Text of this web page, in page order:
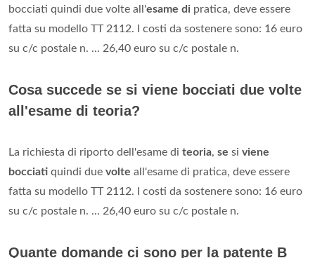
bocciati quindi due volte all'esame di pratica, deve essere
fatta su modello TT 2112. I costi da sostenere sono: 16 euro
su c/c postale n. ... 26,40 euro su c/c postale n.
Cosa succede se si viene bocciati due volte
all'esame di teoria?
La richiesta di riporto dell'esame di teoria, se si viene
bocciati quindi due volte all'esame di pratica, deve essere
fatta su modello TT 2112. I costi da sostenere sono: 16 euro
su c/c postale n. ... 26,40 euro su c/c postale n.
Quante domande ci sono per la patente B